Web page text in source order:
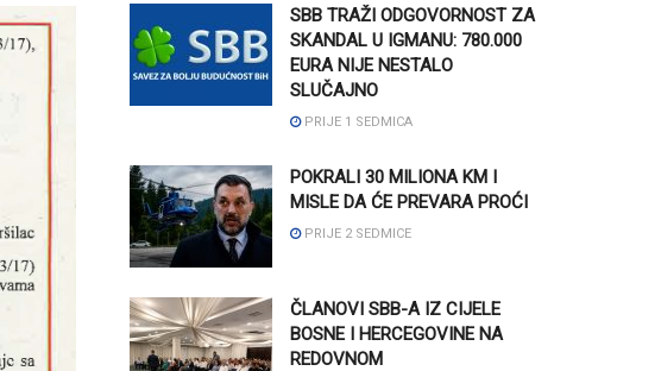
SBB TRAŽI ODGOVORNOST ZA
SKANDAL U IGMANU: 780.000
EURA NIJE NESTALO
SLUČAJNO
PRIJE 1 SEDMICA
POKRALI 30 MILIONA KM I
MISLE DA ĆE PREVARA PROĆI
PRIJE 2 SEDMICE
ČLANOVI SBB-A IZ CIJELE
BOSNE I HERCEGOVINE NA
REDOVNOM